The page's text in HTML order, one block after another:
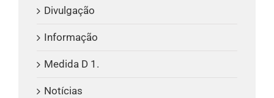
Divulgação
Informação
Medida D 1.
Notícias